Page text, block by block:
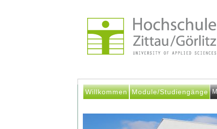
Willkommen Module/Studiengänge